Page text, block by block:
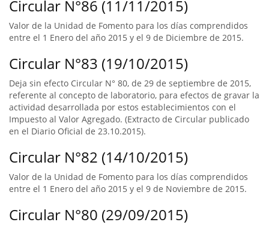
Circular N°86 (11/11/2015)
Valor de la Unidad de Fomento para los días comprendidos
entre el 1 Enero del año 2015 y el 9 de Diciembre de 2015.
Circular N°83 (19/10/2015)
Deja sin efecto Circular N° 80, de 29 de septiembre de 2015,
referente al concepto de laboratorio, para efectos de gravar la
actividad desarrollada por estos establecimientos con el
Impuesto al Valor Agregado. (Extracto de Circular publicado
en el Diario Oficial de 23.10.2015).
Circular N°82 (14/10/2015)
Valor de la Unidad de Fomento para los días comprendidos
entre el 1 Enero del año 2015 y el 9 de Noviembre de 2015.
Circular N°80 (29/09/2015)